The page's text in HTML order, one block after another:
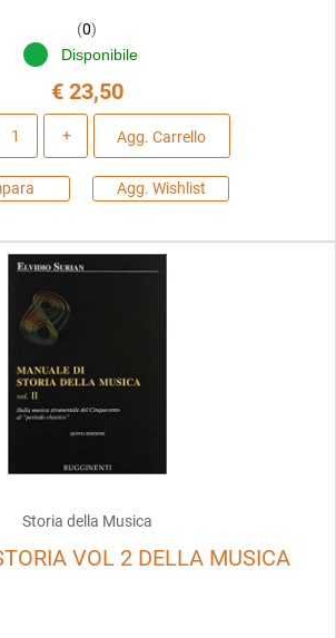
(0)
Disponibile
€ 23,50
Agg. Carrello
Agg. Wishlist
Storia della Musica
VOL 2 DELLA MUSICA